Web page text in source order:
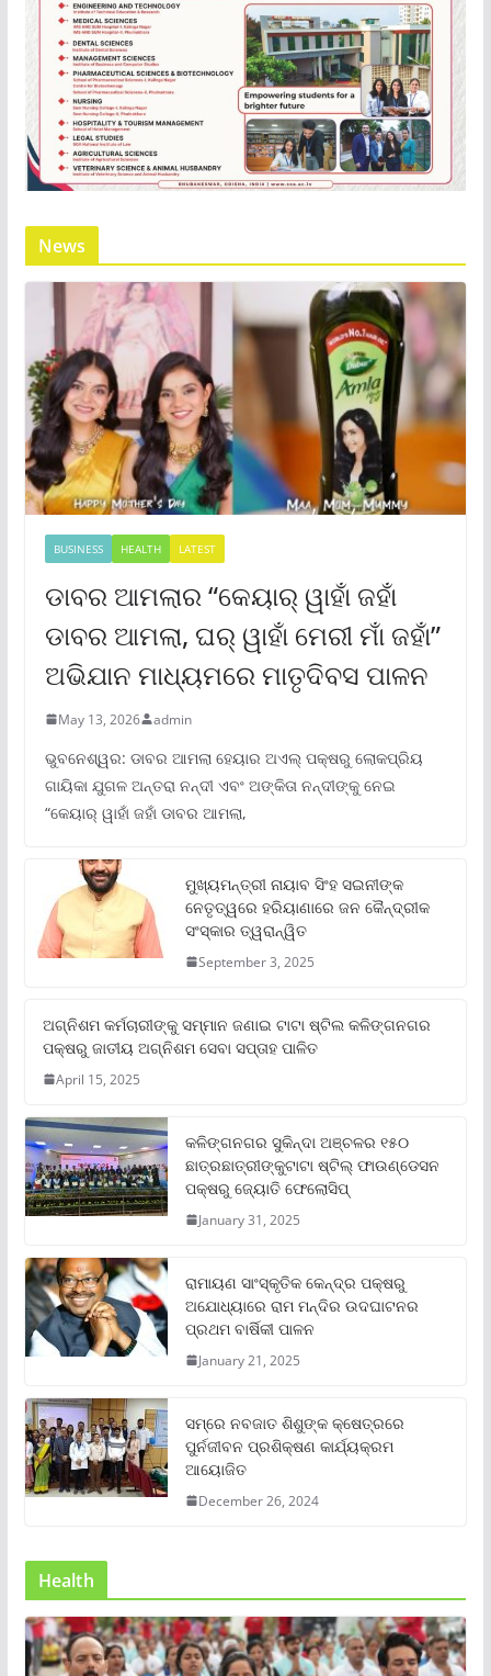
News
BUSINESS HEALTH LATEST
ଡାବର ଆମଲାର “କେୟାର୍ ୱାହାଁ ଜହାଁ
ଡାବର ଆମଲା, ଘର୍ ୱାହାଁ ମେରୀ ମାଁ ଜହାଁ”
ଅଭିଯାନ ମାଧ୍ୟମରେ ମାତୃଦିବସ ପାଳନ
May 13, 2026 admin
ଭୁବନେଶ୍ୱର: ଡାବର ଆମଲା ହେୟାର ଅଏଲ୍ ପକ୍ଷରୁ ଲୋକପ୍ରିୟ
ଗାୟିକା ଯୁଗଳ ଅନ୍ତରା ନନ୍ଦୀ ଏବଂ ଅଙ୍କିତା ନନ୍ଦୀଙ୍କୁ ନେଇ
“କେୟାର୍ ୱାହାଁ ଜହାଁ ଡାବର ଆମଲା,
ମୁଖ୍ୟମନ୍ତ୍ରୀ ନାୟାବ ସିଂହ ସଇନୀଙ୍କ
ନେତୃତ୍ୱରେ ହରିୟାଣାରେ ଜନ କୈନ୍ଦ୍ରୀକ
ସଂସ୍କାର ତ୍ୱରାନ୍ୱିତ
September 3, 2025
ଅଗ୍ନିଶମ କର୍ମଚାରୀଙ୍କୁ ସମ୍ମାନ ଜଣାଇ ଟାଟା ଷ୍ଟିଲ କଳିଙ୍ଗନଗର
ପକ୍ଷରୁ ଜାତୀୟ ଅଗ୍ନିଶମ ସେବା ସପ୍ତାହ ପାଳିତ
April 15, 2025
କଳିଙ୍ଗନଗର ସୁକିନ୍ଦା ଅଞ୍ଚଳର ୧୫୦
ଛାତ୍ରଛାତ୍ରୀଙ୍କୁଟାଟା ଷ୍ଟିଲ୍ ଫାଉଣ୍ଡେସନ
ପକ୍ଷରୁ ଜ୍ୟୋତି ଫେଲୋସିପ୍‌
January 31, 2025
ରାମାୟଣ ସାଂସ୍କୃତିକ କେନ୍ଦ୍ର ପକ୍ଷରୁ
ଅଯୋଧ୍ୟାରେ ରାମ ମନ୍ଦିର ଉଦଘାଟନର
ପ୍ରଥମ ବାର୍ଷିକୀ ପାଳନ
January 21, 2025
ସମ୍‌ରେ ନବଜାତ ଶିଶୁଙ୍କ କ୍ଷେତ୍ରରେ
ପୁର୍ନଜୀବନ ପ୍ରଶିକ୍ଷଣ କାର୍ଯ୍ୟକ୍ରମ
ଆୟୋଜିତ
December 26, 2024
Health